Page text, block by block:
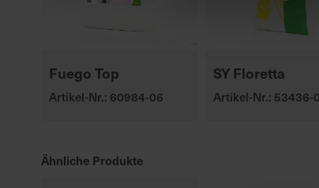
Fuego Top
Artikel-Nr.: 60984-06
SY Floretta
Artikel-Nr.: 53436-
Ähnliche Produkte